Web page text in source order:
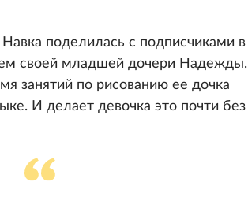
поделилась с подписчиками в
своей младшей дочери Надежды.
занятий по рисованию ее дочка
И делает девочка это почти без